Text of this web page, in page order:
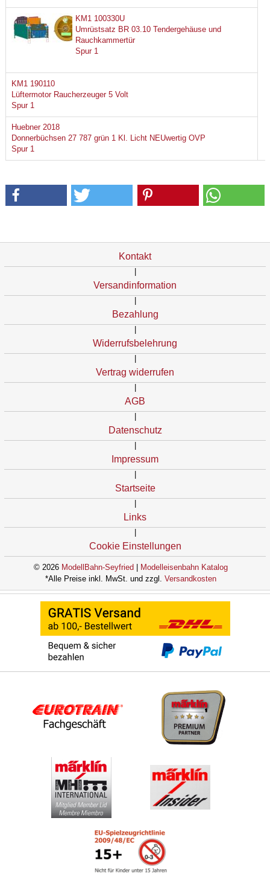
KM1 100330U
Umrüstsatz BR 03.10 Tendergehäuse und
Rauchkammertür
Spur 1
KM1 190110
Lüftermotor Raucherzeuger 5 Volt
Spur 1
Huebner 2018
Donnerbüchsen 27 787 grün 1 Kl. Licht NEUwertig OVP
Spur 1
Kontakt
Versandinformation
Bezahlung
Widerrufsbelehrung
Vertrag widerrufen
AGB
Datenschutz
Impressum
Startseite
Links
Cookie Einstellungen
© 2026 ModellBahn-Seyfried
Modelleisenbahn Katalog
*Alle Preise inkl. MwSt. und zzgl. Versandkosten